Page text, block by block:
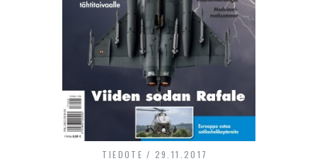
TIEDOTE 29.11.2017